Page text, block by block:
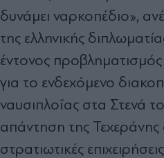
δυνάμει ναρκοπέδιο»,
της ελληνικής
έντονος
για το ενδεχόμενο
ναυσιπλοΐας στα Στενά
απάντηση της Τεχεράνης
στρατιωτικές